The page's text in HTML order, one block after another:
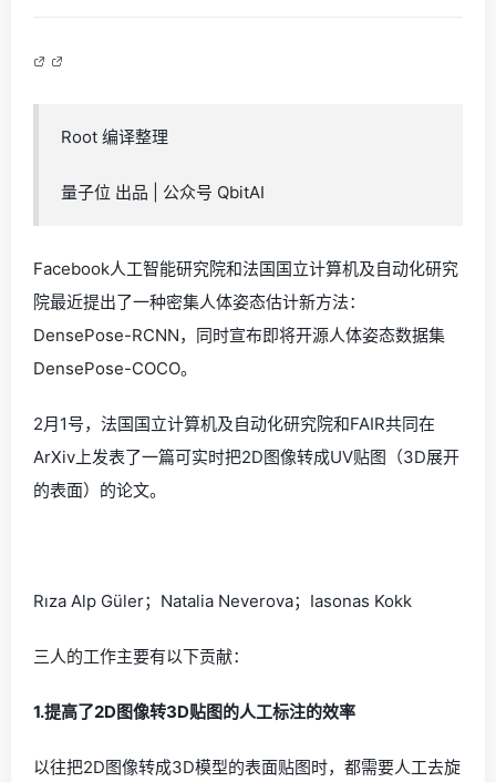
Root 编译整理
量子位 出品 | 公众号 QbitAI
Facebook人工智能研究院和法国国立计算机及自动化研究
院最近提出了一种密集人体姿态估计新方法：
DensePose-RCNN，同时宣布即将开源人体姿态数据集
DensePose-COCO。
2月1号，法国国立计算机及自动化研究院和FAIR共同在
ArXiv上发表了一篇可实时把2D图像转成UV贴图（3D展开
的表面）的论文。
Rıza Alp Güler；Natalia Neverova；Iasonas Kokk
三人的工作主要有以下贡献：
1.提高了2D图像转3D贴图的人工标注的效率
以往把2D图像转成3D模型的表面贴图时，都需要人工去旋